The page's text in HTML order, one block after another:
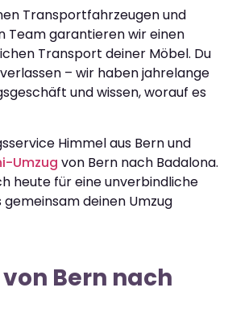
Transportfahrzeugen und
Team garantieren wir einen
Transport deiner Möbel. Du
– wir haben jahrelange
und wissen, worauf es
Himmel aus Bern und
Umzug von Bern nach Badalona.
heute für eine unverbindliche
deinen Umzug
Bern nach